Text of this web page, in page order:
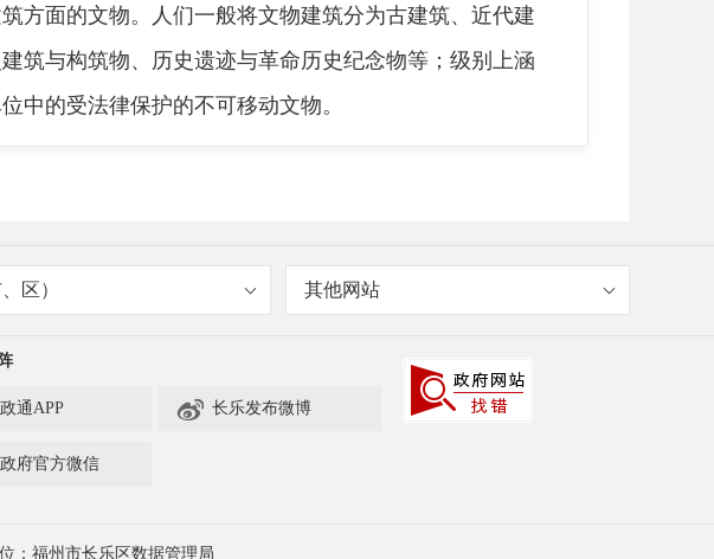
方面的文物。人们一般将文物建筑分为古建筑、近代建
筑与构筑物、历史遗迹与革命历史纪念物等；级别上涵
中的受法律保护的不可移动文物。
下。
筑112处，其中定级文物建筑50处（显应宫、圣寿宝
区） 其他网站
通APP  长乐发布微博
府官方微信
：福州市长乐区数据管理局